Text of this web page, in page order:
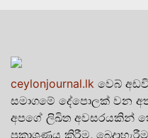
ceylonjournal.lk වෙබ්
සමාගමේ දේපොලක් වන
අපගේ ලිඛිත අවසරයකින්
ප්‍රකාශණය කිරීම,